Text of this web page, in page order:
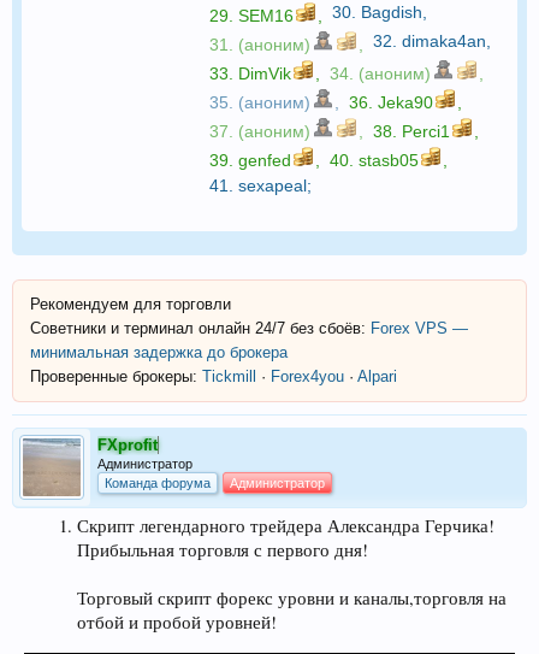
29. SEM16 30. Bagdish
31. (аноним)
32. dimaka4an
33. DimVik 34. (аноним)
35. (аноним)
36. Jeka90
37. (аноним)
38. Perci1
39. genfed 40. stasb05
41. sexapeal;
Рекомендуем для торговли
Советники и терминал онлайн 24/7 без сбоёв: Forex VPS —
минимальная задержка до брокера
Проверенные брокеры: Tickmill · Forex4you · Alpari
FXprofit
Администратор
Команда форума
Администратор
Скрипт легендарного трейдера Александра Герчика!
Прибыльная торговля с первого дня!
Торговый скрипт форекс уровни и каналы,торговля на
отбой и пробой уровней!